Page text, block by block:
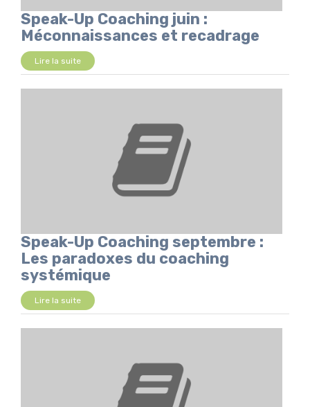
Speak-Up Coaching juin :
Méconnaissances et recadrage
Lire la suite
Speak-Up Coaching septembre :
Les paradoxes du coaching
systémique
Lire la suite